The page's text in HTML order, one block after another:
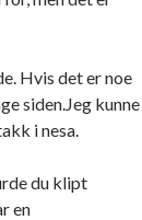
Hvis det er noe
siden.Jeg kunne
i nesa.
du klipt
en